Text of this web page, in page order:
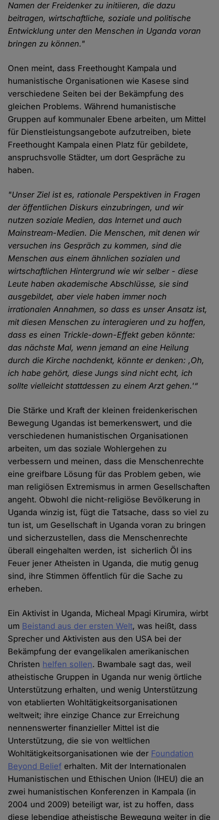
Namen der Freidenker zu initiieren, die dazu
beitragen, wirtschaftliche, soziale und politische
Entwicklung unter den Menschen in Uganda voran
bringen zu können."
Onen meint, dass Freethought Kampala und
humanistische Organisationen wie Kasese sind
verschiedene Seiten bei der Bekämpfung des
gleichen Problems. Während humanistische
Gruppen auf kommunaler Ebene arbeiten, um Mittel
für Dienstleistungsangebote aufzutreiben, biete
Freethought Kampala einen Platz für gebildete,
anspruchsvolle Städter, um dort Gespräche zu
haben.
"Unser Ziel ist es, rationale Perspektiven in Fragen
der öffentlichen Diskurs einzubringen, und wir
nutzen soziale Medien, das Internet und auch
Mainstream-Medien. Die Menschen, mit denen wir
versuchen ins Gespräch zu kommen, sind die
Menschen aus einem ähnlichen sozialen und
wirtschaftlichen Hintergrund wie wir selber - diese
Leute haben akademische Abschlüsse, sie sind
ausgebildet, aber viele haben immer noch
irrationalen Annahmen, so dass es unser Ansatz ist,
mit diesen Menschen zu interagieren und zu hoffen,
dass es einen Trickle-down-Effekt geben könnte:
das nächste Mal, wenn jemand an eine Heilung
durch die Kirche nachdenkt, könnte er denken: ‚Oh,
ich habe gehört, diese Jungs sind nicht echt, ich
sollte vielleicht stattdessen zu einem Arzt gehen.'“
Die Stärke und Kraft der kleinen freidenkerischen
Bewegung Ugandas ist bemerkenswert, und die
verschiedenen humanistischen Organisationen
arbeiten, um das soziale Wohlergehen zu
verbessern und meinen, dass die Menschenrechte
eine greifbare Lösung für das Problem geben, wie
man religiösen Extremismus in armen Gesellschaften
angeht. Obwohl die nicht-religiöse Bevölkerung in
Uganda winzig ist, fügt die Tatsache, dass so viel zu
tun ist, um Gesellschaft in Uganda voran zu bringen
und sicherzustellen, dass die Menschenrechte
überall eingehalten werden, ist sicherlich Öl ins
Feuer jener Atheisten in Uganda, die mutig genug
sind, ihre Stimmen öffentlich für die Sache zu
erheben.
Ein Aktivist in Uganda, Micheal Mpagi Kirumira, wirbt
um Beistand aus der ersten Welt, was heißt, dass
Sprecher und Aktivisten aus den USA bei der
Bekämpfung der evangelikalen amerikanischen
Christen helfen sollen. Bwambale sagt das, weil
atheistische Gruppen in Uganda nur wenig örtliche
Unterstützung erhalten, und wenig Unterstützung
von etablierten Wohltätigkeitsorganisationen
weltweit; ihre einzige Chance zur Erreichung
nennenswerter finanzieller Mittel ist die
Unterstützung, die sie von weltlichen
Wohltätigkeitsorganisationen wie der Foundation
Beyond Belief erhalten. Mit der Internationalen
Humanistischen und Ethischen Union (IHEU) die an
zwei humanistischen Konferenzen in Kampala (in
2004 und 2009) beteiligt war, ist zu hoffen, dass
diese lebendige atheistische Bewegung weiter in die